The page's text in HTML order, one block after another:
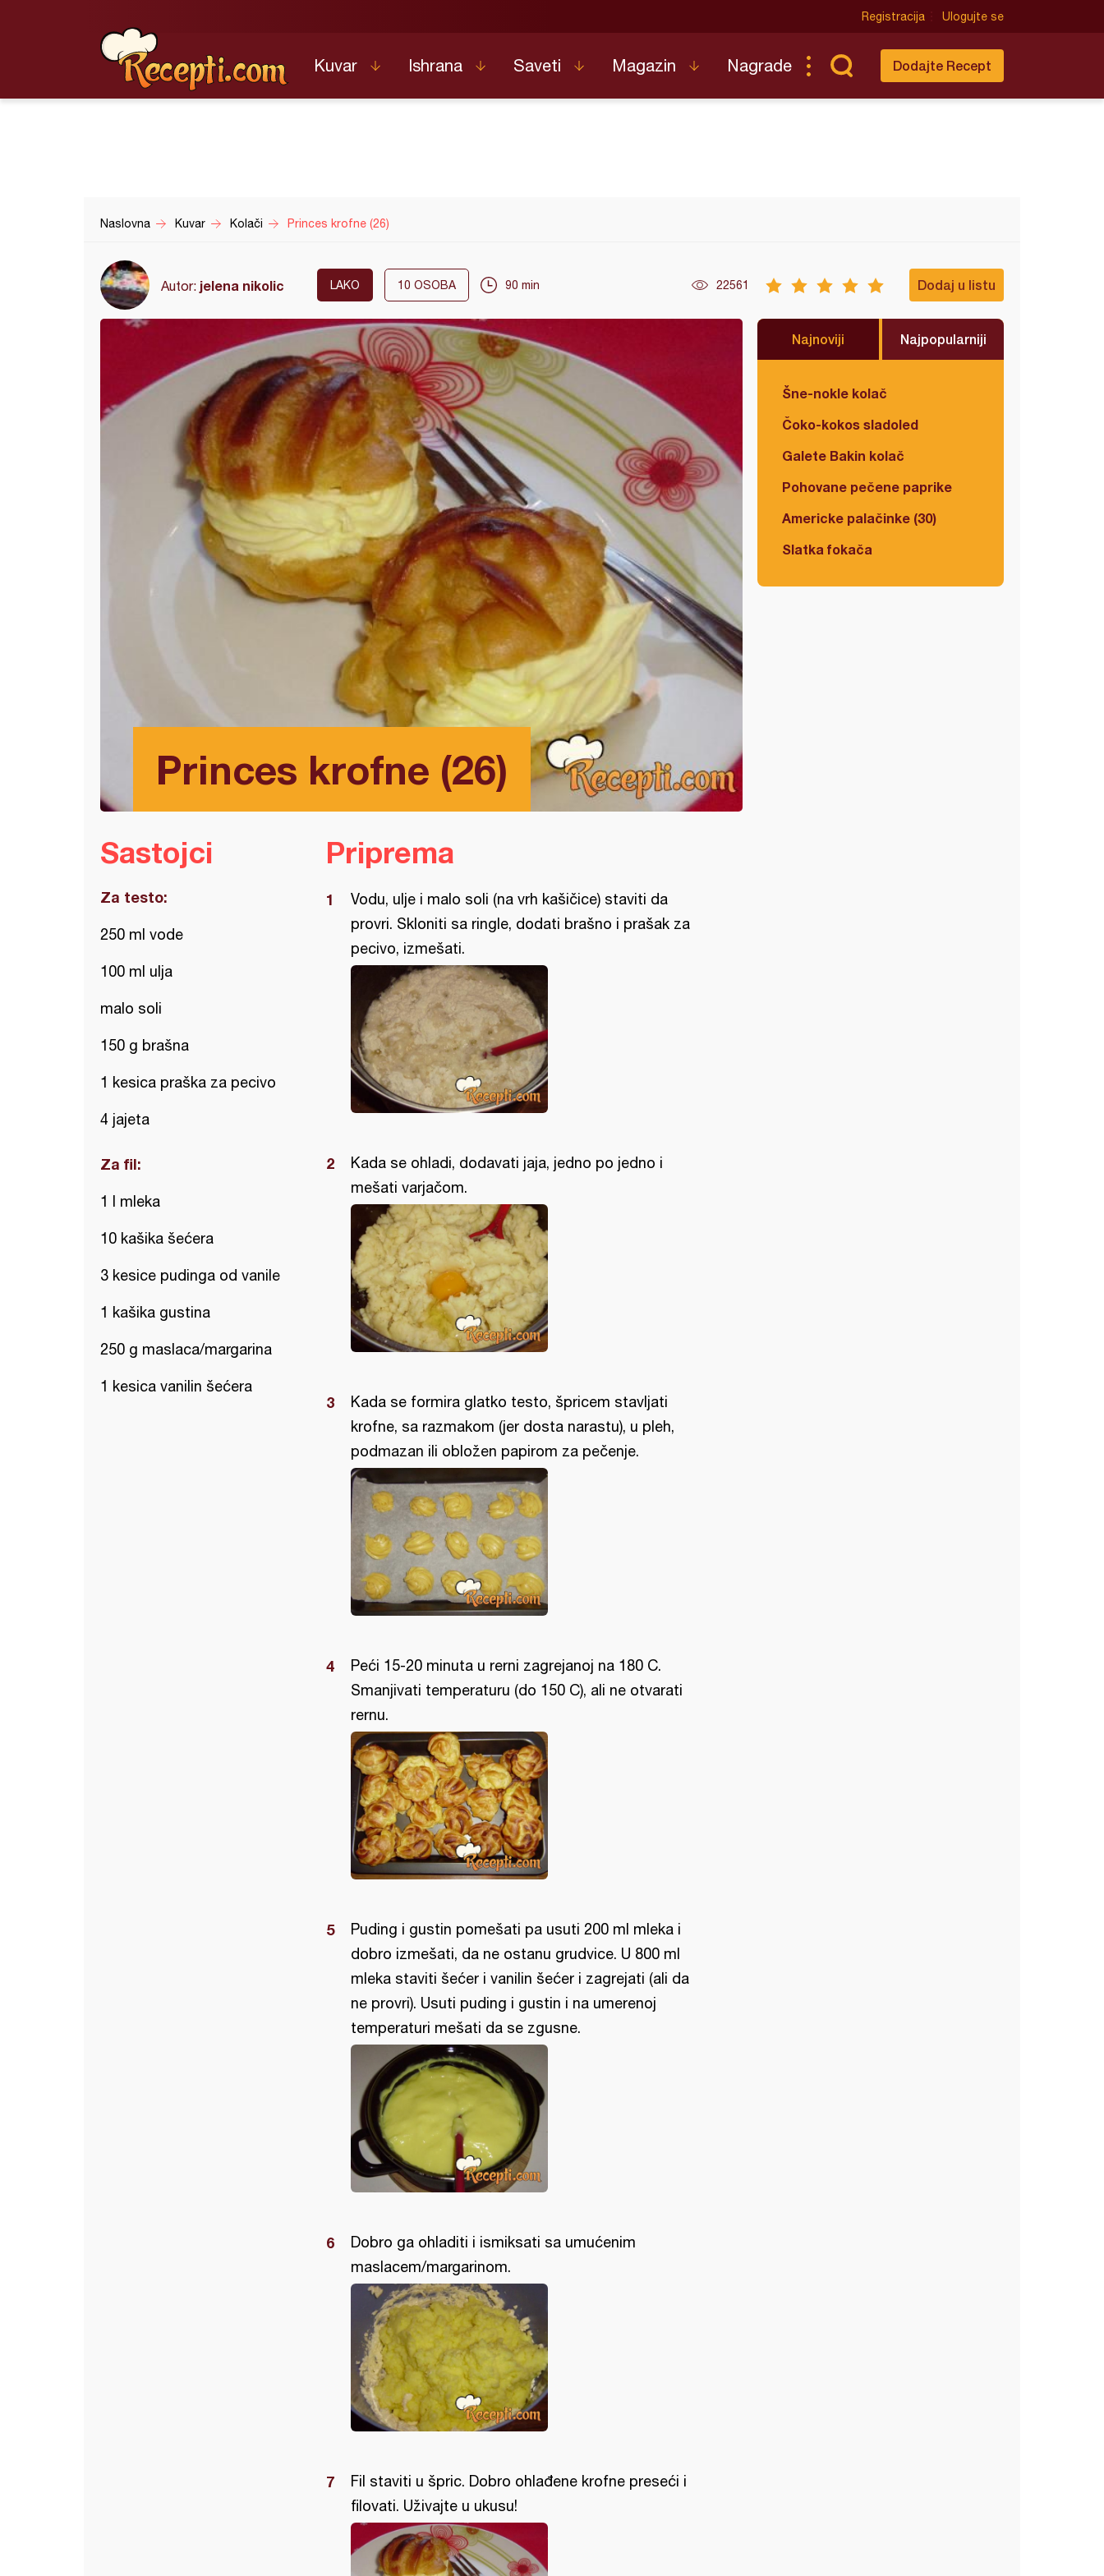
Registracija Ulogujte se
Kuvar Ishrana Saveti Magazin Nagrade Dodajte Recept
Naslovna Kuvar Kolači Princes krofne (26)
Autor: jelena nikolic LAKO 10 OSOBA 90 min 22561 Dodaj u listu
Princes krofne (26)
Najnoviji Najpopularniji
Šne-nokle kolač
Čoko-kokos sladoled
Galete Bakin kolač
Pohovane pečene paprike
Americke palačinke (30)
Slatka fokača
Sastojci
Za testo:
250 ml vode
100 ml ulja
malo soli
150 g brašna
1 kesica praška za pecivo
4 jajeta
Za fil:
1 l mleka
10 kašika šećera
3 kesice pudinga od vanile
1 kašika gustina
250 g maslaca/margarina
1 kesica vanilin šećera
Priprema
Vodu, ulje i malo soli (na vrh kašičice) staviti da
provri. Skloniti sa ringle, dodati brašno i prašak za
pecivo, izmešati.
Kada se ohladi, dodavati jaja, jedno po jedno i
mešati varjačom.
Kada se formira glatko testo, špricem stavljati
krofne, sa razmakom (jer dosta narastu), u pleh,
podmazan ili obložen papirom za pečenje.
Peći 15-20 minuta u rerni zagrejanoj na 180 C.
Smanjivati temperaturu (do 150 C), ali ne otvarati
rernu.
Puding i gustin pomešati pa usuti 200 ml mleka i
dobro izmešati, da ne ostanu grudvice. U 800 ml
mleka staviti šećer i vanilin šećer i zagrejati (ali da
ne provri). Usuti puding i gustin i na umerenoj
temperaturi mešati da se zgusne.
Dobro ga ohladiti i ismiksati sa umućenim
maslacem/margarinom.
Fil staviti u špric. Dobro ohlađene krofne preseći i
filovati. Uživajte u ukusu!